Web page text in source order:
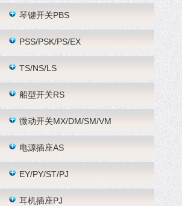
琴键开关PBS
PSS/PSK/PS/EX
TS/NS/LS
船型开关RS
微动开关MX/DM/SM/VM
电源插座AS
EY/PY/ST/PJ
耳机插座PJ